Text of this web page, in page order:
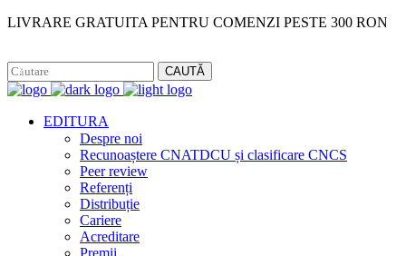
LIVRARE GRATUITA PENTRU COMENZI PESTE 300 RON
CAUTĂ
EDITURA
Despre noi
Recunoaștere CNATDCU și clasificare CNCS
Peer review
Referenți
Distribuție
Cariere
Acreditare
Premii